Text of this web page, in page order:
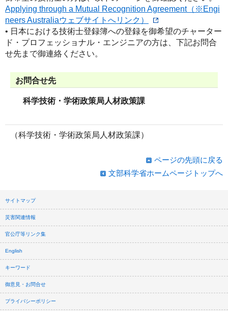
Applying through a Mutual Recognition Agreement（※Engi
neers Australiaウェブサイトへリンク）
• 日本における技術士登録簿への登録を御希望のチャーター
ド・プロフェッショナル・エンジニアの方は、下記お問合
せ先まで御連絡ください。
お問合せ先
科学技術・学術政策局人材政策課
（科学技術・学術政策局人材政策課）
ページの先頭に戻る
文部科学省ホームページトップへ
サイトマップ
災害関連情報
官公庁等リンク集
English
キーワード
御意見・お問合せ
プライバシーポリシー